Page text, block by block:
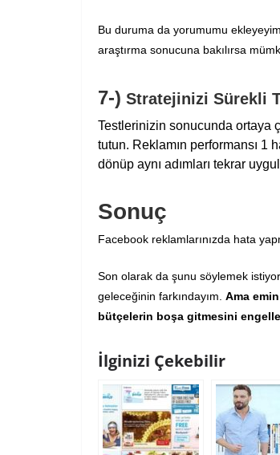
Bu duruma da yorumumu
araştırma sonucuna bakılırsa
7-) Stratejinizi Sürekli
Testlerinizin sonucunda ortaya
tutun. Reklamın performansı 1
dönüp aynı adımları tekrar
Sonuç
Facebook reklamlarınızda hata
Son olarak da şunu söylemek
geleceğinin farkındayım. Ama
bütçelerin boşa gitmesini
İlginizi Çekebilir